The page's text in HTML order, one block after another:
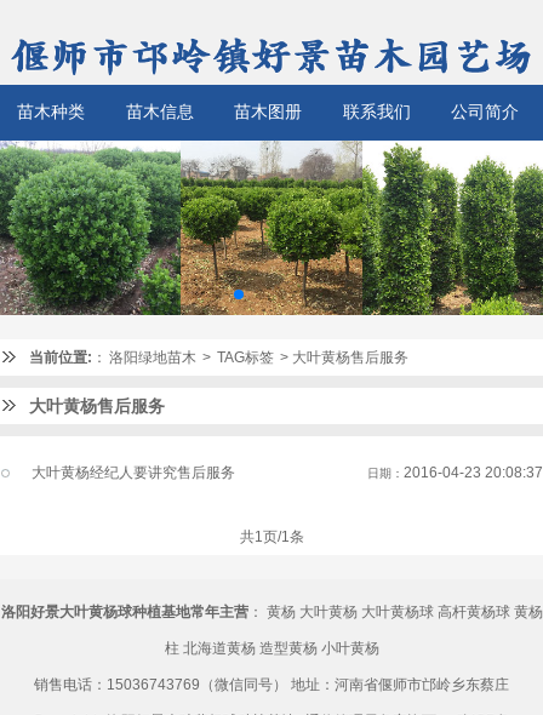
苗木种类 苗木信息 苗木图册 联系我们 公司简介
当前位置: ： 洛阳绿地苗木 > TAG标签 > 大叶黄杨售后服务
大叶黄杨售后服务
大叶黄杨经纪人要讲究售后服务 日期： 2016-04-23 20:08:37
共1页/1条
洛阳好景大叶黄杨球种植基地常年主营： 黄杨 大叶黄杨 大叶黄杨球 高杆黄杨球 黄杨
柱 北海道黄杨 造型黄杨 小叶黄杨
销售电话：15036743769（微信同号） 地址：河南省偃师市邙岭乡东蔡庄